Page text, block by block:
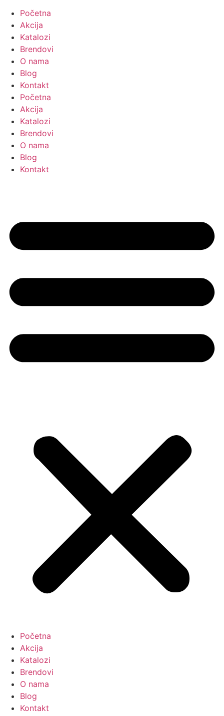
Početna
Akcija
Katalozi
Brendovi
O nama
Blog
Kontakt
Početna
Akcija
Katalozi
Brendovi
O nama
Blog
Kontakt
Početna
Akcija
Katalozi
Brendovi
O nama
Blog
Kontakt